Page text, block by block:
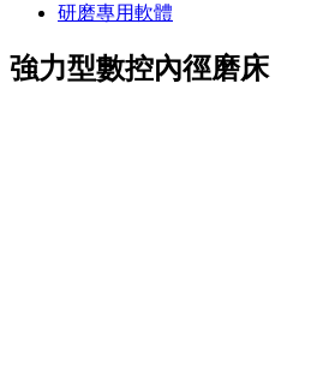
研磨專用軟體
強力型數控內徑磨床